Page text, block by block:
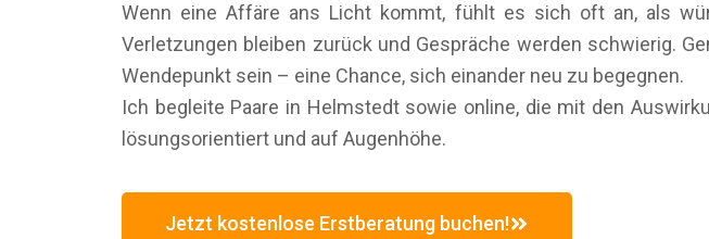
Wenn eine Affäre ans Licht kommt, fühlt es sich oft an, als
Verletzungen bleiben zurück und Gespräche werden schwierig.
Wendepunkt sein – eine Chance, sich einander neu zu begegnen.
Ich begleite Paare in Helmstedt sowie online, die mit den
lösungsorientiert und auf Augenhöhe.
Jetzt kostenlose Erstberatung buchen!